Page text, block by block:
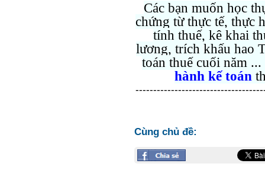
Các bạn muốn học
chứng từ thực tế, thực
tính thuế, kê khai
lương, trích khấu hao
toán thuế cuối năm
hành kế toán
Cùng chủ đề: